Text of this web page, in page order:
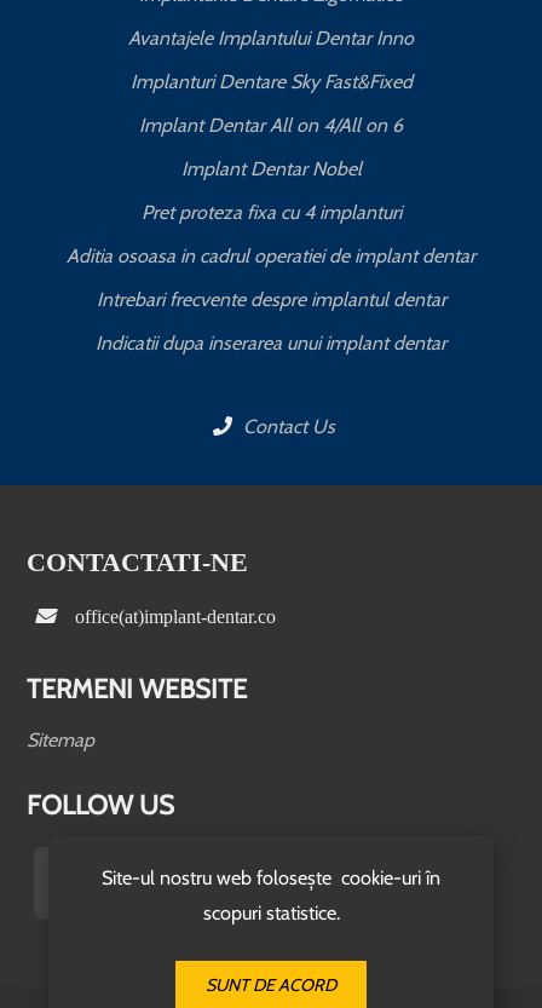
Site-ul nostru web folosește cookie-uri în
scopuri statistice.
SUNT DE ACORD
Avantajele Implantului Dentar Inno
Implanturi Dentare Sky Fast&Fixed
Implant Dentar All on 4/All on 6
Implant Dentar Nobel
Pret proteza fixa cu 4 implanturi
Aditia osoasa in cadrul operatiei de implant dentar
Intrebari frecvente despre implantul dentar
Indicatii dupa inserarea unui implant dentar
Contact Us
CONTACTATI-NE
office(at)implant-dentar.co
TERMENI WEBSITE
Sitemap
FOLLOW US